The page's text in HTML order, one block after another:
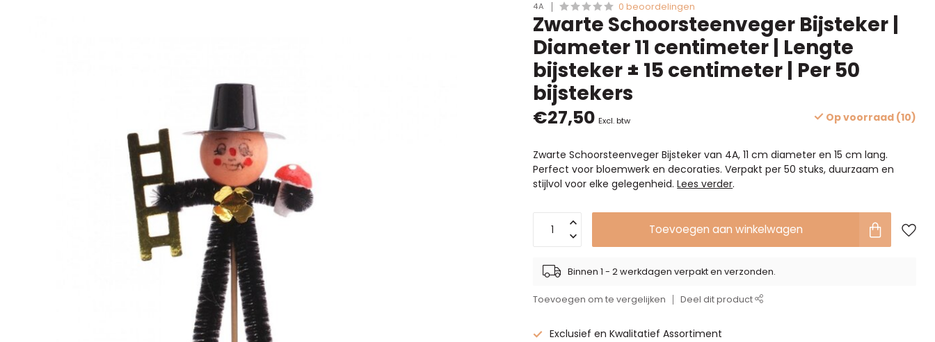
4A 0 beoordelingen
Zwarte Schoorsteenveger Bijsteker |
Diameter 11 centimeter | Lengte
bijsteker ± 15 centimeter | Per 50
bijstekers
€27,50 Excl. btw Op voorraad (10)
Zwarte Schoorsteenveger Bijsteker van 4A, 11 cm diameter en 15 cm lang.
Perfect voor bloemwerk en decoraties. Verpakt per 50 stuks, duurzaam en
stijlvol voor elke gelegenheid.Lees verder.
Toevoegen aan winkelwagen
Binnen 1 - 2 werkdagen verpakt en verzonden.
Toevoegen om te vergelijken Deel dit product
Exclusief en Kwalitatief Assortiment